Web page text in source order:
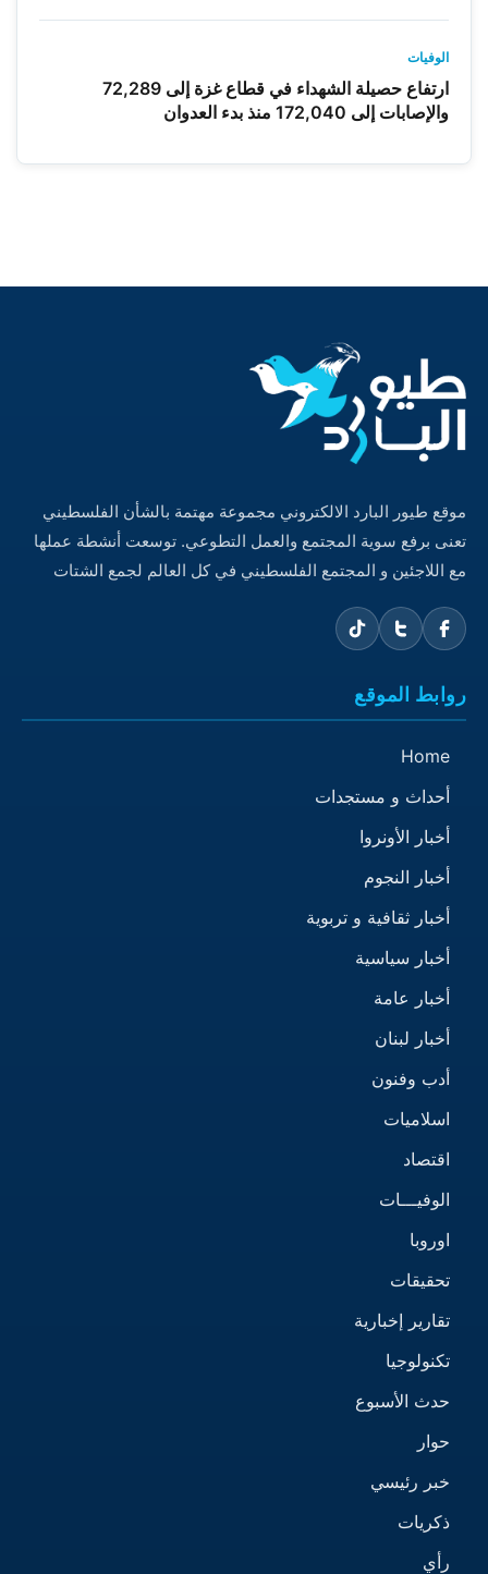
الوفيات
ارتفاع حصيلة الشهداء في قطاع غزة إلى 72,289
والإصابات إلى 172,040 منذ بدء العدوان
موقع طيور البارد الالكتروني مجموعة مهتمة بالشأن الفلسطيني
تعنى برفع سوية المجتمع والعمل التطوعي. توسعت أنشطة عملها
مع اللاجئين و المجتمع الفلسطيني في كل العالم لجمع الشتات
روابط الموقع
Home
أحداث و مستجدات
أخبار الأونروا
أخبار النجوم
أخبار ثقافية و تربوية
أخبار سياسية
أخبار عامة
أخبار لبنان
أدب وفنون
اسلاميات
اقتصاد
الوفيـــات
اوروبا
تحقيقات
تقارير إخبارية
تكنولوجيا
حدث الأسبوع
حوار
خبر رئيسي
ذكريات
رأي